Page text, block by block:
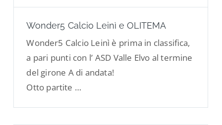
Wonder5 Calcio Leinì e OLITEMA
Wonder5 Calcio Leinì è prima in classifica,
a pari punti con l’ ASD Valle Elvo al termine
del girone A di andata!
Otto partite …